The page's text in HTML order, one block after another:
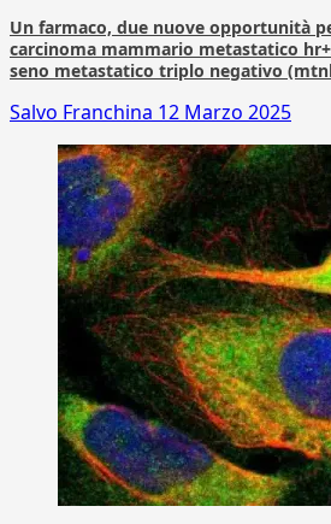
Un farmaco, due nuove opportunità
carcinoma mammario metastatico
seno metastatico triplo negativo
Salvo Franchina 12 Marzo 2025